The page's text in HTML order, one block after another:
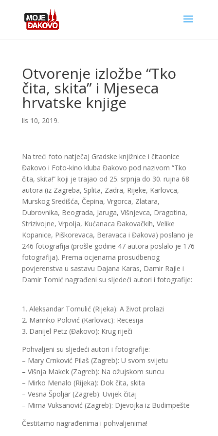
Otvorenje izložbe “Tko
čita, skita” i Mjeseca
hrvatske knjige
lis 10, 2019.
Na treći foto natječaj Gradske knjižnice i čitaonice
Đakovo i Foto-kino kluba Đakovo pod nazivom “Tko
čita, skita!” koji je trajao od 25. srpnja do 30. rujna 68
autora (iz Zagreba, Splita, Zadra, Rijeke, Karlovca,
Murskog Središća, Čepina, Vrgorca, Zlatara,
Dubrovnika, Beograda, Jaruga, Višnjevca, Dragotina,
Strizivojne, Vrpolja, Kućanaca Đakovačkih, Velike
Kopanice, Piškorevaca, Beravaca i Đakova) poslano je
246 fotografija (prošle godine 47 autora poslalo je 176
fotografija). Prema ocjenama prosudbenog
povjerenstva u sastavu Dajana Karas, Damir Rajle i
Damir Tomić nagrađeni su sljedeći autori i fotografije:
1. Aleksandar Tomulić (Rijeka): A život prolazi
2. Marinko Polović (Karlovac): Recesija
3. Danijel Petz (Đakovo): Krug riječi
Pohvaljeni su sljedeći autori i fotografije:
– Mary Crnković Pilaš (Zagreb): U svom svijetu
– Višnja Makek (Zagreb): Na ožujskom suncu
– Mirko Menalo (Rijeka): Dok čita, skita
– Vesna Špoljar (Zagreb): Uvijek čitaj
– Mirna Vuksanović (Zagreb): Djevojka iz Budimpešte
Čestitamo nagrađenima i pohvaljenima!